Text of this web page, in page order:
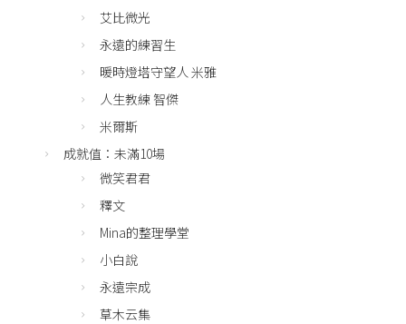
艾比微光
永遠的練習生
暖時燈塔守望人 米雅
人生教練 智傑
米爾斯
成就值：未滿10場
微笑君君
釋文
Mina的整理學堂
小白說
永遠宗成
草木云集